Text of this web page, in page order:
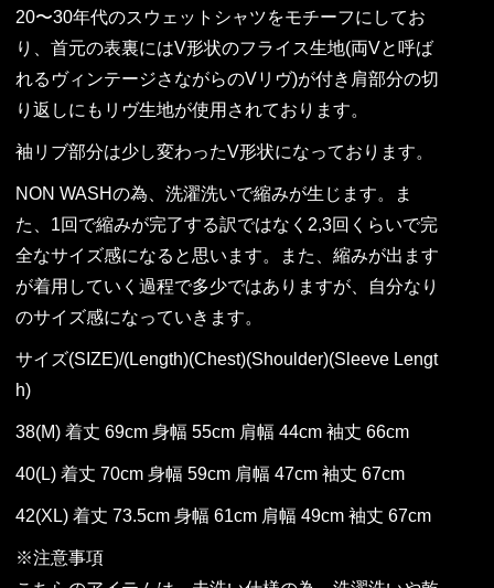
20〜30年代のスウェットシャツをモチーフにしてお
り、首元の表裏にはV形状のフライス生地(両Vと呼ば
れるヴィンテージさながらのVリヴ)が付き肩部分の切
り返しにもリヴ生地が使用されております。
袖リブ部分は少し変わったV形状になっております。
NON WASHの為、洗濯洗いで縮みが生じます。ま
た、1回で縮みが完了する訳ではなく2,3回くらいで完
全なサイズ感になると思います。また、縮みが出ます
が着用していく過程で多少ではありますが、自分なり
のサイズ感になっていきます。
サイズ(SIZE)/(Length)(Chest)(Shoulder)(Sleeve Lengt
h)
38(M) 着丈 69cm 身幅 55cm 肩幅 44cm 袖丈 66cm
40(L) 着丈 70cm 身幅 59cm 肩幅 47cm 袖丈 67cm
42(XL) 着丈 73.5cm 身幅 61cm 肩幅 49cm 袖丈 67cm
※注意事項